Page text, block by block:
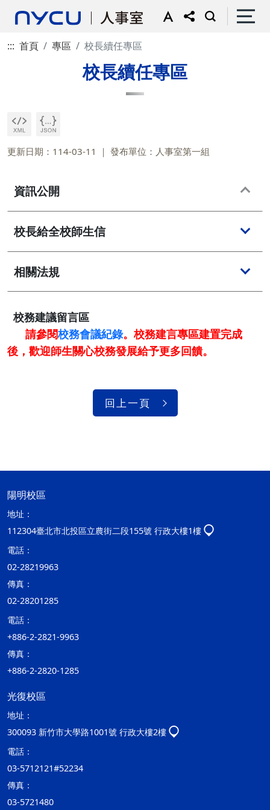
::: 首頁 專區 校長續任專區
校長續任專區
更新日期：114-03-11 發布單位：人事室第一組
資訊公開
校長給全校師生信
相關法規
校務建議留言區
請參閱校務會議紀錄。校務建言專區建置完成
後，歡迎師生關心校務發展給予更多回饋。
回上一頁
陽明校區
地址：
112304臺北市北投區立農街二段155號 行政大樓1樓
電話：
02-28219963
傳真：
02-28201285
電話：
+886-2-2821-9963
傳真：
+886-2-2820-1285
光復校區
地址：
300093 新竹市大學路1001號 行政大樓2樓
電話：
03-5712121#52234
傳真：
03-5721480